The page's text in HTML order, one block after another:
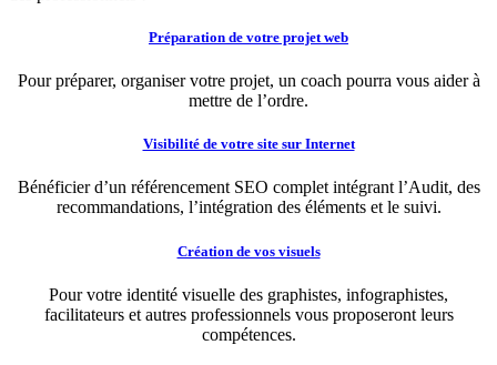
Préparation de votre projet web
Pour préparer, organiser votre projet, un coach pourra vous aider à
mettre de l’ordre.
Visibilité de votre site sur Internet
Bénéficier d’un référencement SEO complet intégrant l’Audit, des
recommandations, l’intégration des éléments et le suivi.
Création de vos visuels
Pour votre identité visuelle des graphistes, infographistes,
facilitateurs et autres professionnels vous proposeront leurs
compétences.